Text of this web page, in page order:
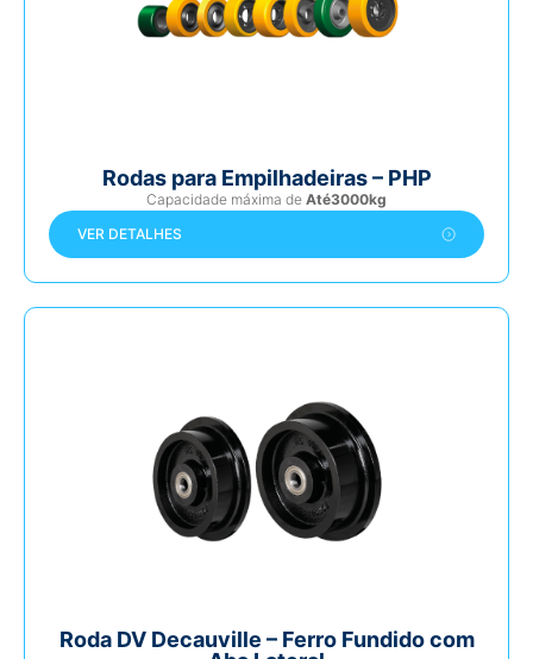
Rodas para Empilhadeiras – PHP
Capacidade máxima de Até3000kg
VER DETALHES
Roda DV Decauville – Ferro Fundido com